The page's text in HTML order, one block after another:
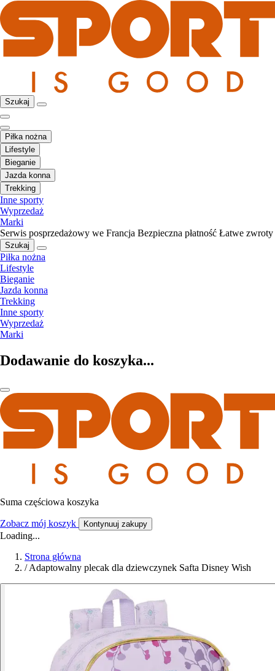
Szukaj
Piłka nożna
Lifestyle
Bieganie
Jazda konna
Trekking
Inne sporty
Wyprzedaż
Marki
Serwis posprzedażowy we Francja Bezpieczna płatność Łatwe zwroty
Szukaj
Piłka nożna
Lifestyle
Bieganie
Jazda konna
Trekking
Inne sporty
Wyprzedaż
Marki
Dodawanie do koszyka...
Suma częściowa koszyka
Zobacz mój koszyk Kontynuuj zakupy
Loading...
Strona główna
/Adaptowalny plecak dla dziewczynek Safta Disney Wish